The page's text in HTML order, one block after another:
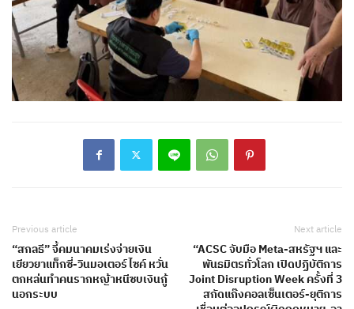
Previous article
“สกลธี” จี้คมนาคมเร่งจ่ายเงิน
เยียวยาแท็กซี่-วินมอเตอร์ไซค์ หวั่น
ตกหล่นทำคนรากหญ้าหนีซบเงินกู้
นอกระบบ
Next article
“ACSC จับมือ Meta-สหรัฐฯ และ
พันธมิตรทั่วโลก เปิดปฏิบัติการ
Joint Disruption Week ครั้งที่ 3
สกัดแก๊งคอลเซ็นเตอร์-ยุติการ